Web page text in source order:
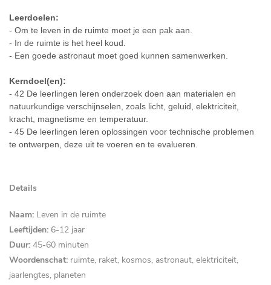
Leerdoelen:
- Om te leven in de ruimte moet je een pak aan.
- In de ruimte is het heel koud.
- Een goede astronaut moet goed kunnen samenwerken.
Kerndoel(en):
- 42 De leerlingen leren onderzoek doen aan materialen en
natuurkundige verschijnselen, zoals licht, geluid, elektriciteit,
kracht, magnetisme en temperatuur.
- 45 De leerlingen leren oplossingen voor technische problemen
te ontwerpen, deze uit te voeren en te evalueren.
Details
Naam: Leven in de ruimte
Leeftijden: 6-12 jaar
Duur: 45-60 minuten
Woordenschat: ruimte, raket, kosmos, astronaut, elektriciteit,
jaarlengtes, planeten